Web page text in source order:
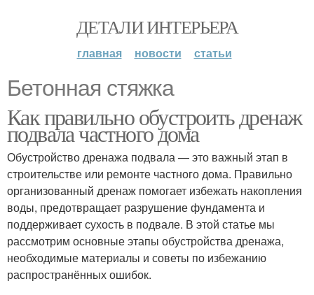
ДЕТАЛИ ИНТЕРЬЕРА
главная новости статьи
Бетонная стяжка
Как правильно обустроить дренаж
подвала частного дома
Обустройство дренажа подвала — это важный этап в
строительстве или ремонте частного дома. Правильно
организованный дренаж помогает избежать накопления
воды, предотвращает разрушение фундамента и
поддерживает сухость в подвале. В этой статье мы
рассмотрим основные этапы обустройства дренажа,
необходимые материалы и советы по избежанию
распространённых ошибок.